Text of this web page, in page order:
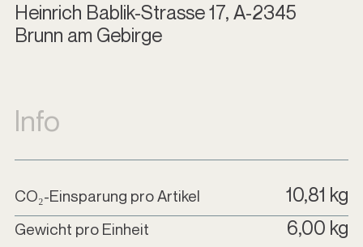
Heinrich Bablik-Strasse 17, A-2345
Brunn am Gebirge
Info
CO₂-Einsparung pro Artikel 10,81 kg
Gewicht pro Einheit 6,00 kg